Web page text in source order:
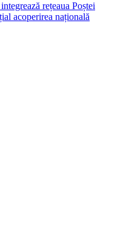
rețeaua Poștei
acoperirea națională